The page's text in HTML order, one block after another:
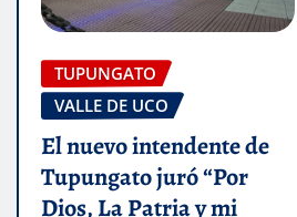
TUPUNGATO
VALLE DE UCO
El nuevo intendente de
Tupungato juró “Por
Dios, La Patria y mi